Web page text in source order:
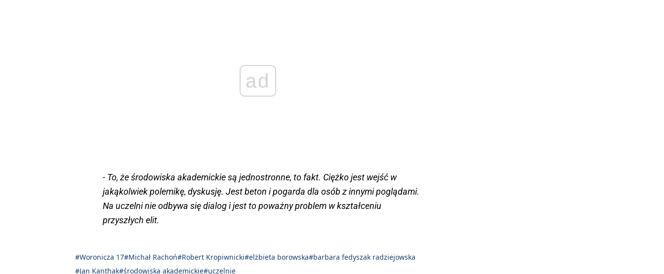
ad
- To, że środowiska akademickie są jednostronne, to fakt. Ciężko jest wejść w
jakąkolwiek polemikę, dyskusję. Jest beton i pogarda dla osób z innymi poglądami.
Na uczelni nie odbywa się dialog i jest to poważny problem w kształceniu
przyszłych elit.
#Woronicza 17#Michał Rachoń#Robert Kropiwnicki#elżbieta borowska#barbara fedyszak radziejowska
#Jan Kanthak#środowiska akademickie#uczelnie